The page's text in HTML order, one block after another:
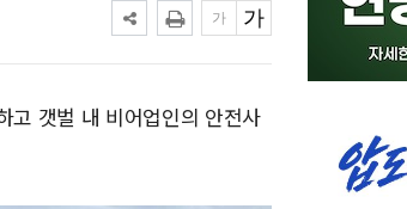
고 갯벌 내 비어업인의 안전사